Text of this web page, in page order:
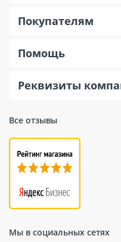
Все отзывы
Мы в социальных сетях
Покупателям
Помощь
Реквизиты